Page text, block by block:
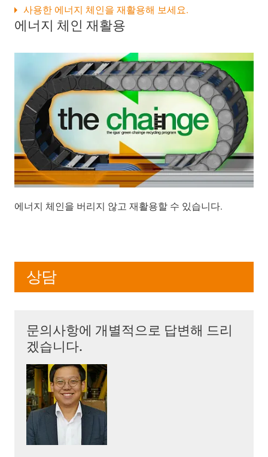
에너지 체인 재활용
에너지 체인을 버리지 않고 재활용할 수 있습니다.
사용한 에너지 체인을 재활용해 보세요.
상담
문의사항에 개별적으로 답변해 드리
겠습니다.